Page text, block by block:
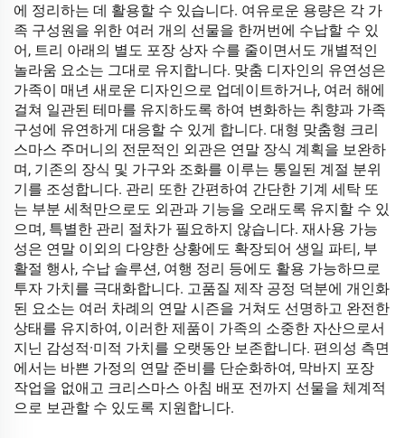
에 정리하는 데 활용할 수 있습니다. 여유로운 용량은 각 가
족 구성원을 위한 여러 개의 선물을 한꺼번에 수납할 수 있
어, 트리 아래의 별도 포장 상자 수를 줄이면서도 개별적인
놀라움 요소는 그대로 유지합니다. 맞춤 디자인의 유연성은
가족이 매년 새로운 디자인으로 업데이트하거나, 여러 해에
걸쳐 일관된 테마를 유지하도록 하여 변화하는 취향과 가족
구성에 유연하게 대응할 수 있게 합니다. 대형 맞춤형 크리
스마스 주머니의 전문적인 외관은 연말 장식 계획을 보완하
며, 기존의 장식 및 가구와 조화를 이루는 통일된 계절 분위
기를 조성합니다. 관리 또한 간편하여 간단한 기계 세탁 또
는 부분 세척만으로도 외관과 기능을 오래도록 유지할 수 있
으며, 특별한 관리 절차가 필요하지 않습니다. 재사용 가능
성은 연말 이외의 다양한 상황에도 확장되어 생일 파티, 부
활절 행사, 수납 솔루션, 여행 정리 등에도 활용 가능하므로
투자 가치를 극대화합니다. 고품질 제작 공정 덕분에 개인화
된 요소는 여러 차례의 연말 시즌을 거쳐도 선명하고 완전한
상태를 유지하여, 이러한 제품이 가족의 소중한 자산으로서
지닌 감성적·미적 가치를 오랫동안 보존합니다. 편의성 측면
에서는 바쁜 가정의 연말 준비를 단순화하여, 막바지 포장
작업을 없애고 크리스마스 아침 배포 전까지 선물을 체계적
으로 보관할 수 있도록 지원합니다.